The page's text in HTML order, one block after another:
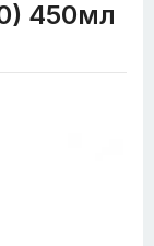
450мл